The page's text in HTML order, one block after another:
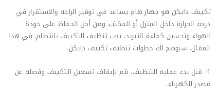
تكييف دايكن هو جهاز هام يساعد في توفير الراحة والاستقرار في
درجة الحرارة داخل المنزل أو المكتب. ومن أجل الحفاظ على جودة
الهواء وتحسين كفاءة التبريد، يجب تنظيف التكييف بانتظام. في هذا
المقال، سنوضح لك خطوات تنظيف تكييف دايكن.
1- قبل بدء عملية التنظيف، قم بإيقاف تشغيل التكييف وفصله عن
مصدر الكهرباء.